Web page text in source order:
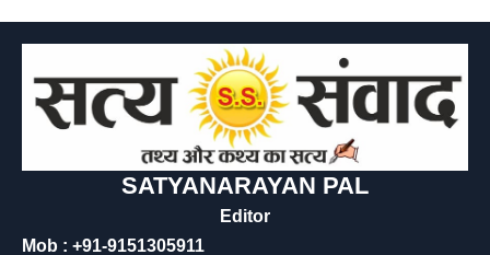
SATYANARAYAN PAL
Editor
Mob : +91-9151305911